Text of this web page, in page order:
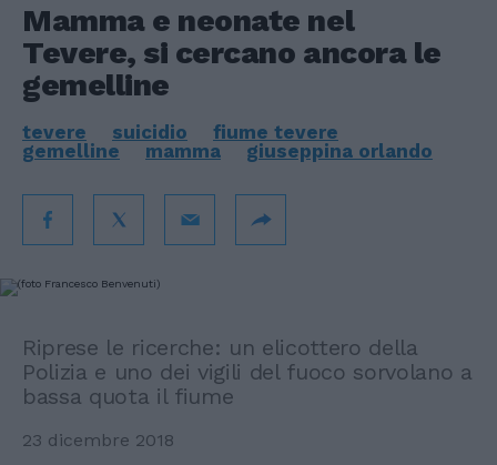
Mamma e neonate nel
Tevere, si cercano ancora le
gemelline
tevere suicidio
fiume tevere
gemelline
mamma giuseppina orlando
Riprese le ricerche: un elicottero della
Polizia e uno dei vigili del fuoco sorvolano a
bassa quota il fiume
23 dicembre 2018